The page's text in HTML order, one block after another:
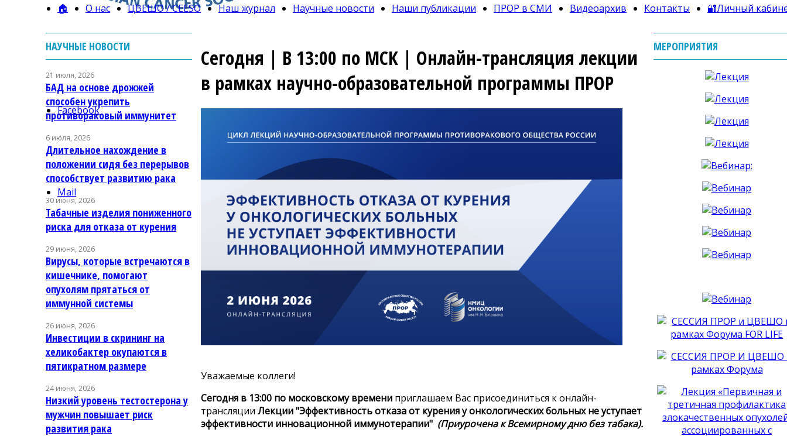
Facebook
Mail
🏠 О нас ЦВЕШО / CEESO Наш журнал Научные новости Наши публикации ПРОР в СМИ Видеоархив Контакты 🔐Личный
Сегодня | В 13:00 по МСК | Онлайн-трансляция лекции
в рамках научно-образовательной программы ПРОР
Уважаемые коллеги!
Сегодня в 13:00 по московскому времени приглашаем Вас присоединиться к онлайн-
трансляции Лекции"Эффективность отказа от курения у онкологических больных не уступает
эффективности инновационной иммунотерапии" (Приурочена к Всемирному дню без табака).
НАУЧНЫЕ НОВОСТИ
21 июля, 2026
БАД на основе дрожжей
способен укрепить
противораковый иммунитет
6 июля, 2026
Длительное нахождение в
положении сидя без перерывов
способствует развитию рака
30 июня, 2026
Табачные изделия пониженного
риска для отказа от курения
29 июня, 2026
Вирусы, которые встречаются в
кишечнике, помогают
опухолям прятаться от
иммунной системы
26 июня, 2026
Инвестиции в скрининг на
хеликобактер окупаются в
пятикратном размере
24 июня, 2026
Низкий уровень тестостерона у
мужчин повышает риск
развития рака
МЕРОПРИЯТИЯ